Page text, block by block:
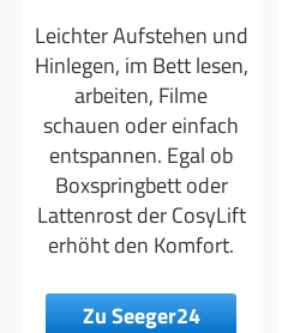
Leichter Aufstehen und
Hinlegen, im Bett lesen,
arbeiten, Filme
schauen oder einfach
entspannen. Egal ob
Boxspringbett oder
Lattenrost der CosyLift
erhöht den Komfort.
Zu Seeger24